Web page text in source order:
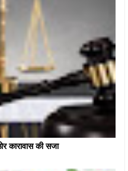
कारावास की सजा